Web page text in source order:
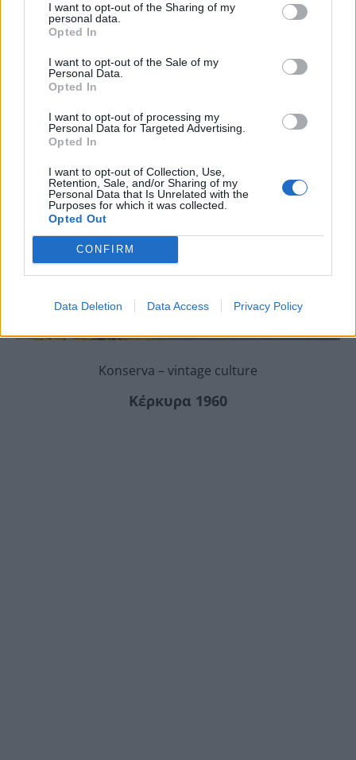
I want to opt-out of the Sharing of my
personal data.
Opted In
I want to opt-out of the Sale of my
Personal Data.
Opted In
I want to opt-out of processing my
Personal Data for Targeted Advertising.
Opted In
I want to opt-out of Collection, Use,
Retention, Sale, and/or Sharing of my
Personal Data that Is Unrelated with the
Purposes for which it was collected.
Opted Out
CONFIRM
Data Deletion Data Access Privacy Policy
Konserva – vintage culture
Κέρκυρα 1960